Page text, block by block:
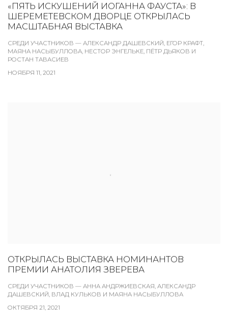
«ПЯТЬ ИСКУШЕНИЙ ИОГАННА ФАУСТА»: В
ШЕРЕМЕТЕВСКОМ ДВОРЦЕ ОТКРЫЛАСЬ
МАСШТАБНАЯ ВЫСТАВКА
СРЕДИ УЧАСТНИКОВ — АЛЕКСАНДР ДАШЕВСКИЙ, ЕГОР КРАФТ,
МАЯНА НАСЫБУЛЛОВА, НЕСТОР ЭНГЕЛЬКЕ, ПЁТР ДЬЯКОВ И
РОСТАН ТАВАСИЕВ
НОЯБРЯ 11, 2021
ОТКРЫЛАСЬ ВЫСТАВКА НОМИНАНТОВ
ПРЕМИИ АНАТОЛИЯ ЗВЕРЕВА
СРЕДИ УЧАСТНИКОВ — АННА АНДРЖИЕВСКАЯ, АЛЕКСАНДР
ДАШЕВСКИЙ, ВЛАД КУЛЬКОВ И МАЯНА НАСЫБУЛЛОВА
ОКТЯБРЯ 21, 2021